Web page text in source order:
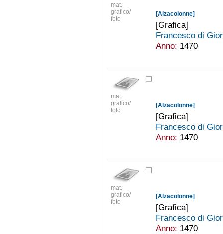
mat.
grafico/
foto
[Alzacolonne]
[Grafica]
Francesco di
Anno: 1470
mat.
grafico/
foto
[Alzacolonne]
[Grafica]
Francesco di
Anno: 1470
mat.
grafico/
foto
[Alzacolonne]
[Grafica]
Francesco di
Anno: 1470